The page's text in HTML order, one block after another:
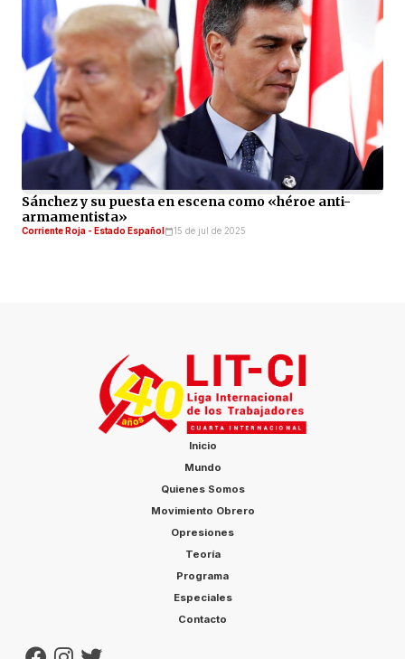
Sánchez y su puesta en escena como «héroe anti-
armamentista»
Corriente Roja - Estado Español 15 de jul de 2025
Inicio
Mundo
Quienes Somos
Movimiento Obrero
Opresiones
Teoría
Programa
Especiales
Contacto